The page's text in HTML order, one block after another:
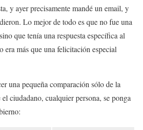
y ayer precisamente mandé un email, y
Lo mejor de todo es que no fue una
que tenía una respuesta específica al
era más que una felicitación especial
una pequeña comparación sólo de la
ciudadano, cualquier persona, se ponga